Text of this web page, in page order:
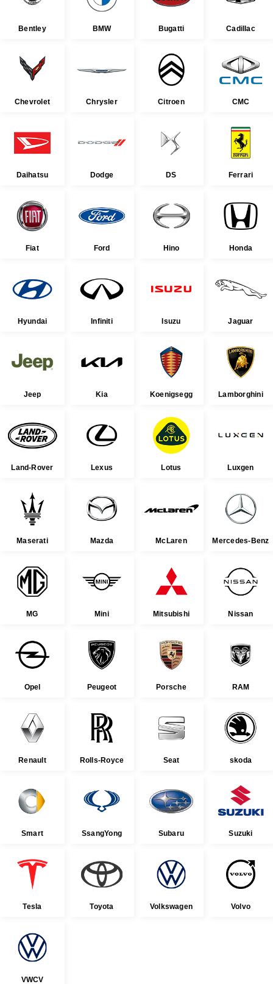
Bentley BMW Bugatti Cadillac
Chevrolet Chrysler Citroen CMC
Daihatsu Dodge DS Ferrari
Fiat Ford Hino Honda
Hyundai Infiniti Isuzu Jaguar
Jeep Kia Koenigsegg Lamborghini
Land-Rover Lexus Lotus Luxgen
Maserati Mazda McLaren Mercedes-Benz
MG Mini Mitsubishi Nissan
Opel Peugeot Porsche RAM
Renault Rolls-Royce Seat skoda
Smart SsangYong Subaru Suzuki
Tesla Toyota Volkswagen Volvo
VWCV